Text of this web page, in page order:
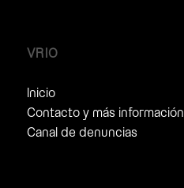
VRIO
Inicio
Contacto y más información
Canal de denuncias